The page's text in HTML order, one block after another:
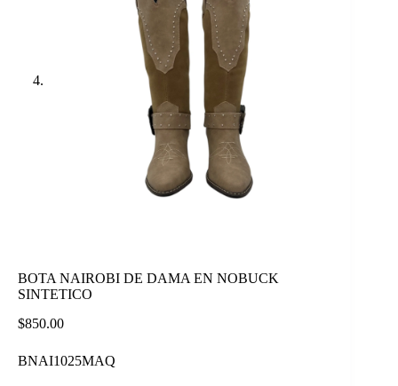
BOTA NAIROBI DE DAMA EN NOBUCK
SINTETICO
$850.00
BNAI1025MAQ